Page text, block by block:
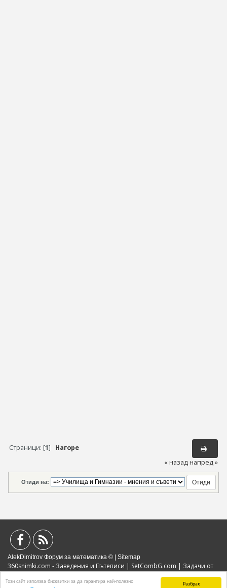
Разбрах
Този сайт използва бисквитки за да гарантира най-полезно
Страници: [1] Нагоре
« назад напред »
Отиди на:
AlekDimitrov Форум за математика © | Sitemap
360snimki.com - Заведения и Пътеписи | SetCombG.com | Задачи от
Математически Състезания|Портал за образование|Политика за
поверителност|Бисквитки|Реклама